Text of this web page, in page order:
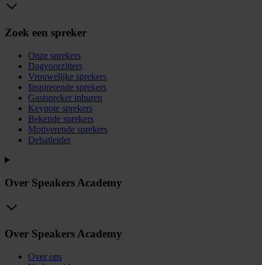
Zoek een spreker
Onze sprekers
Dagvoorzitters
Vrouwelijke sprekers
Inspirerende sprekers
Gastspreker inhuren
Keynote sprekers
Bekende sprekers
Motiverende sprekers
Debatleider
Over Speakers Academy
Over Speakers Academy
Over ons